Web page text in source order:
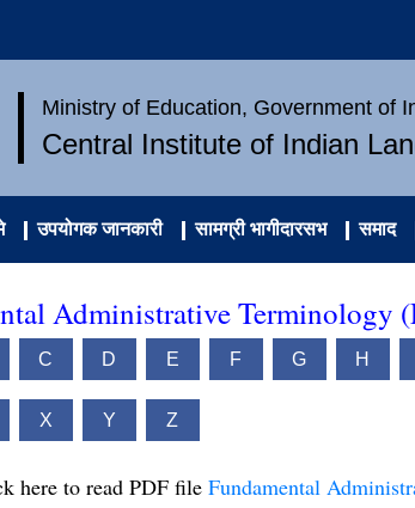
Ministry of Education, Government of
Central Institute of Indian
उपयोगक जानकारी सामग्री भागीदारसभ समाद
Administrative Terminology
C D E F G H
X Y Z
here to read PDF file Fundamental